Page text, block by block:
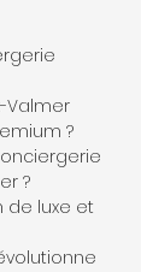
Valmer
?
?
de luxe et